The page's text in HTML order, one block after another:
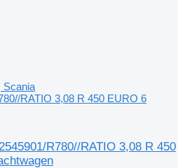
Scania
RATIO 3,08 R 450 EURO 6
R780//RATIO 3,08 R 450